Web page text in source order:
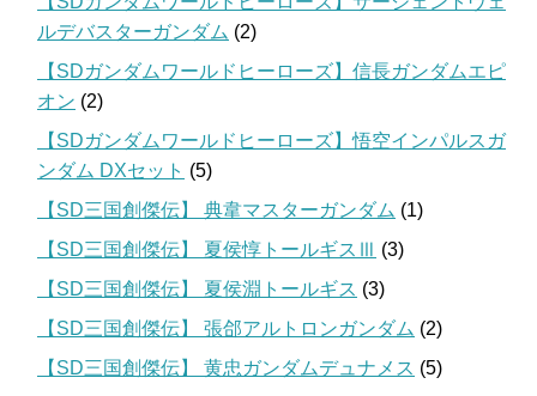
ルデバスターガンダム (2)
【SDガンダムワールドヒーローズ】信長ガンダムエピ
オン (2)
【SDガンダムワールドヒーローズ】悟空インパルスガ
ンダム DXセット (5)
【SD三国創傑伝】 典韋マスターガンダム (1)
【SD三国創傑伝】 夏侯惇トールギスⅢ (3)
【SD三国創傑伝】 夏侯淵トールギス (3)
【SD三国創傑伝】 張郃アルトロンガンダム (2)
【SD三国創傑伝】 黄忠ガンダムデュナメス (5)